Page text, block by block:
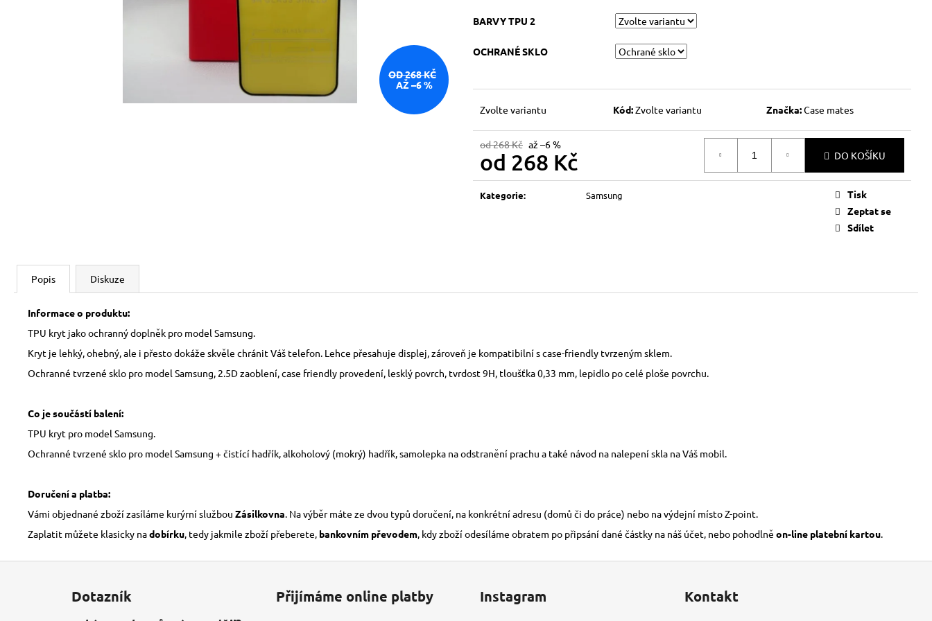
BARVY TPU 2
OCHRANÉ SKLO
Zvolte variantu Kód:Zvolte variantu Značka:Case mates
od 268 Kč až –6 %
od 268 Kč
Měrná
cena:
DO KOŠÍKU
Kategorie: Samsung
Tisk
Zeptat se
Sdílet
OD 268 KČ
AŽ –6 %
Popis Diskuze
Informace o produktu:
TPU kryt jako ochranný doplněk pro model Samsung.
Kryt je lehký, ohebný, ale i přesto dokáže skvěle chránit Váš telefon. Lehce přesahuje displej, zároveň je kompatibilní s case-friendly tvrzeným sklem.
Ochranné tvrzené sklo pro model Samsung, 2.5D zaoblení, case friendly provedení, lesklý povrch, tvrdost 9H, tloušťka 0,33 mm, lepidlo po celé ploše povrchu.
Co je součástí balení:
TPU kryt pro model Samsung.
Ochranné tvrzené sklo pro model Samsung + čistící hadřík, alkoholový (mokrý) hadřík, samolepka na odstranění prachu a také návod na nalepení skla na Váš mobil.
Doručení a platba:
Vámi objednané zboží zasíláme kurýrní službou Zásilkovna . Na výběr máte ze dvou typů doručení, na konkrétní adresu (domů či do práce) nebo na výdejní místo Z-point.
Zaplatit můžete klasicky nadobírku , tedy jakmile zboží přeberete, bankovním převodem , kdy zboží odesíláme obratem po připsání dané částky na náš účet, nebo pohodlně on-line platební kartou
Dotazník Přijímáme online platby Instagram Kontakt